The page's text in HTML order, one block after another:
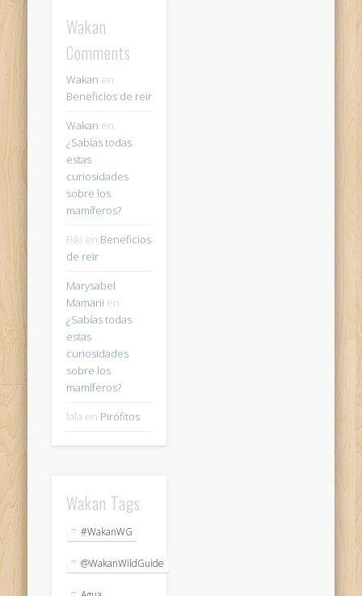
Wakan
Comments
Wakan en
Beneficios de reir
Wakan en
¿Sabías todas
estas
curiosidades
sobre los
mamíferos?
Riki en Beneficios
de reir
Marysabel
Mamani en
¿Sabías todas
estas
curiosidades
sobre los
mamíferos?
lala en Pirófitos
Wakan Tags
#WakanWG
@WakanWildGuide